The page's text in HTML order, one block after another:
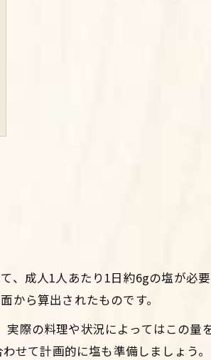
、成人1人あたり1日約6gの塩が必
ら算出されたものです。
際の料理や状況によってはこの量
せて計画的に塩も準備しましょう。